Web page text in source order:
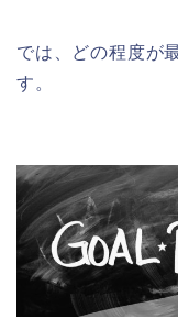
では、どの程度が
す。